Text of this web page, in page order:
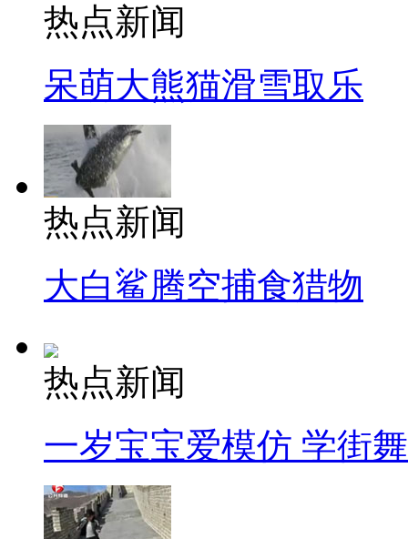
热点新闻
呆萌大熊猫滑雪取乐
热点新闻
大白鲨腾空捕食猎物
热点新闻
一岁宝宝爱模仿 学街